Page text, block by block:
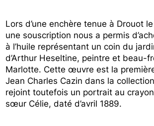
Lors d’une enchère tenue à Drouot
une souscription nous a permis
à l’huile représentant un coin du
d’Arthur Heseltine, peintre et beau-
Marlotte. Cette œuvre est la
Jean Charles Cazin dans la
rejoint toutefois un portrait au
sœur Célie, daté d’avril 1889.